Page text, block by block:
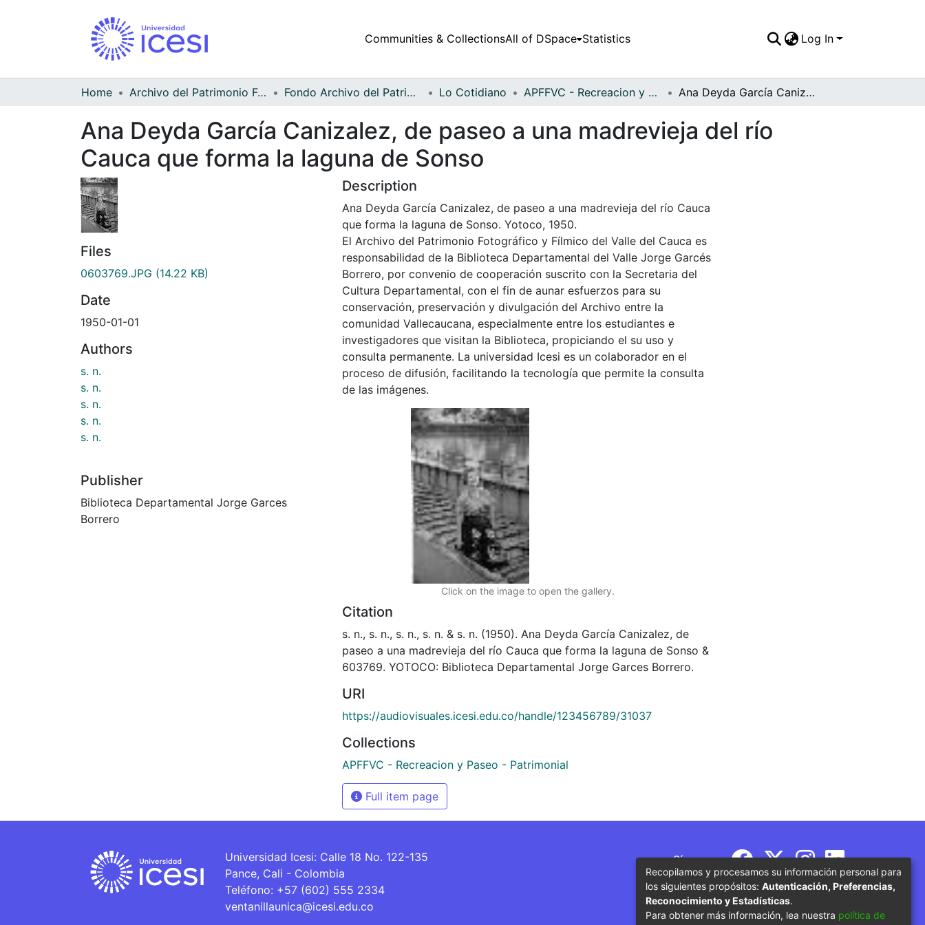
Communities & CollectionsAll of DSpace Statistics Log In
Home Archivo del Patrimonio Fotográfico y Fílmico del Valle del Cauca Fondo Archivo del Patrimonio Fotográfico y Fílmico del Valle del Cauca Lo Cotidiano APFFVC - Recreacion y Paseo - Patrimonial Ana Deyda García Canizalez, de paseo a una madrevieja del río Cauca que forma la laguna de Sonso
Ana Deyda García Canizalez, de paseo a una madrevieja del río
Cauca que forma la laguna de Sonso
Files
0603769.JPG (14.22 KB)
Date
1950-01-01
Authors
s. n.
s. n.
s. n.
s. n.
s. n.
Publisher
Biblioteca Departamental Jorge Garces
Borrero
Description
Ana Deyda García Canizalez, de paseo a una madrevieja del río Cauca
que forma la laguna de Sonso. Yotoco, 1950.
El Archivo del Patrimonio Fotográfico y Fílmico del Valle del Cauca es
responsabilidad de la Biblioteca Departamental del Valle Jorge Garcés
Borrero, por convenio de cooperación suscrito con la Secretaria del
Cultura Departamental, con el fin de aunar esfuerzos para su
conservación, preservación y divulgación del Archivo entre la
comunidad Vallecaucana, especialmente entre los estudiantes e
investigadores que visitan la Biblioteca, propiciando el su uso y
consulta permanente. La universidad Icesi es un colaborador en el
proceso de difusión, facilitando la tecnología que permite la consulta
de las imágenes.
Click on the image to open the gallery.
Citation
s. n., s. n., s. n., s. n. & s. n. (1950). Ana Deyda García Canizalez, de
paseo a una madrevieja del río Cauca que forma la laguna de Sonso &
603769. YOTOCO: Biblioteca Departamental Jorge Garces Borrero.
URI
https://audiovisuales.icesi.edu.co/handle/123456789/31037
Collections
APFFVC - Recreacion y Paseo - Patrimonial
Full item page
Universidad Icesi: Calle 18 No. 122-135
Pance, Cali - Colombia
Teléfono: +57 (602) 555 2334
ventanillaunica@icesi.edu.co
Síguenos
Recopilamos y procesamos su información personal para
los siguientes propósitos: Autenticación, Preferencias,
Reconocimiento y Estadísticas.
Para obtener más información, lea nuestra política de